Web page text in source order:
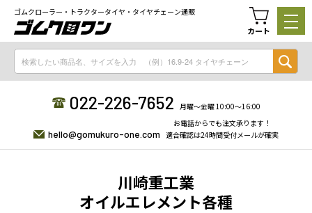
ゴムクローラー・トラクタータイヤ・タイヤチェーン通販
カート
022-226-7652 月曜〜金曜 10:00〜16:00
hello@gomukuro-one.com
お電話からでも注文承ります！
適合確認は24時間受付メールが確実
川崎重工業
オイルエレメント各種